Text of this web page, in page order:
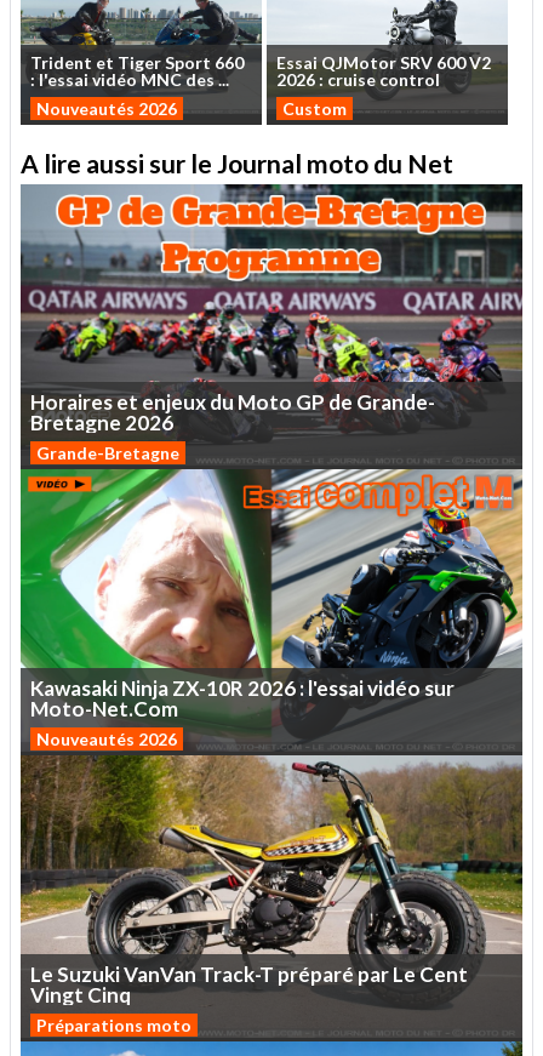
Trident et TigerSport 660
: l'essaividéoMNCdes...
Nouveautés 2026
EssaiQJMotorSRV 600V2
2026 : cruise control
Custom
A lire aussi sur le Journal moto du Net
HorairesetenjeuxduMotoGPdeGrande-
Bretagne 2026
Grande-Bretagne
KawasakiNinjaZX-10R 2026:l'essaividéosur
Moto-Net.Com
Nouveautés 2026
LeSuzukiVanVanTrack-TpréparéparLeCent
VingtCinq
Préparations moto